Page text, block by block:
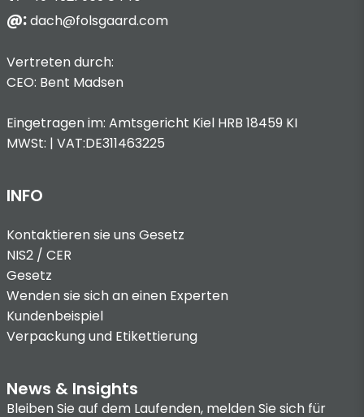
@:dach@folsgaard.com
Vertreten durch:
CEO: Bent Madsen
Eingetragen im: Amtsgericht Kiel HRB 18459 KI
MWSt: | VAT:DE311463225
INFO
Kontaktieren sie uns Gesetz
NIS2 / CER
Gesetz
Wenden sie sich an einen Experten
Kundenbeispiel
Verpackung und Etikettierung
News & Insights
Bleiben Sie auf dem Laufenden, melden Sie sich für